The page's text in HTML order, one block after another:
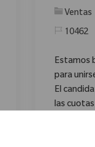
Categoría
Ventas
10462
Estamos
para
El
las